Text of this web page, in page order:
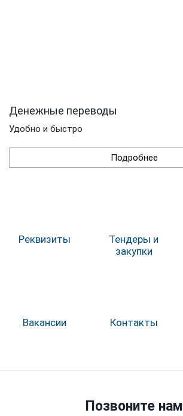
Денежные переводы
Удобно и быстро
Подробнее
Реквизиты
Тендеры и
закупки
Вакансии Контакты
Позвоните нам